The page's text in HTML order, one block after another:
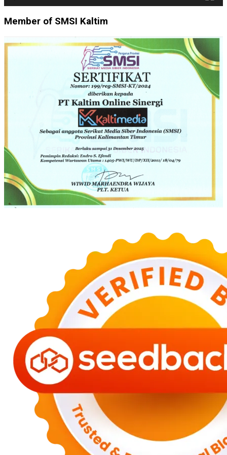
Member of SMSI Kaltim